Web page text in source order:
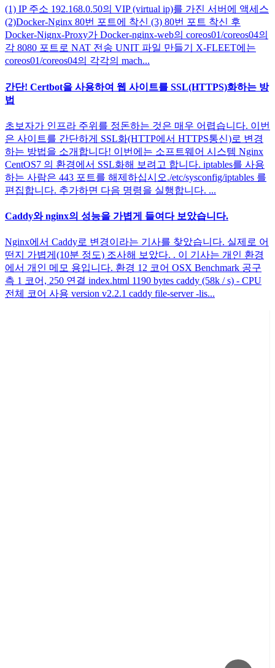
(1) IP 주소 192.168.0.50의 VIP (virtual ip)를 가진 서버에 액세스
(2)Docker-Nginx 80번 포트에 착신 (3) 80번 포트 착신 후
Docker-Nignx-Proxy가 Docker-nginx-web의 coreos01/coreos04의
각 8080 포트로 NAT 전송 UNIT 파일 만들기 X-FLEET에는
coreos01/coreos04의 각각의 mach...
간단! Certbot을 사용하여 웹 사이트를 SSL(HTTPS)화하는 방
법
초보자가 인프라 주위를 정돈하는 것은 매우 어렵습니다. 이번
은 사이트를 간단하게 SSL화(HTTP에서 HTTPS통신)로 변경
하는 방법을 소개합니다! 이번에는 소프트웨어 시스템 Nginx
CentOS7 의 환경에서 SSL화해 보려고 합니다. iptables를 사용
하는 사람은 443 포트를 해제하십시오./etc/sysconfig/iptables 를
편집합니다. 추가하면 다음 명령을 실행합니다. ...
Caddy와 nginx의 성능을 가볍게 들여다 보았습니다.
Nginx에서 Caddy로 변경이라는 기사를 찾았습니다. 실제로 어
떤지 가볍게(10분 정도) 조사해 보았다. . 이 기사는 개인 환경
에서 개인 메모 용입니다. 환경 12 코어 OSX Benchmark 공구
측 1 코어, 250 연결 index.html 1190 bytes caddy (58k / s) - CPU
전체 코어 사용 version v2.2.1 caddy file-server -lis...